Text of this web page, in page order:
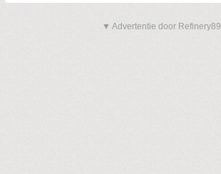
▼ Advertentie door Refinery89